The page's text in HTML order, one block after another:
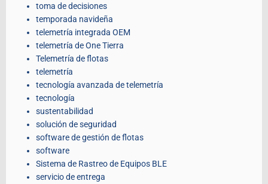
toma de decisiones
temporada navideña
telemetría integrada OEM
telemetría de One Tierra
Telemetría de flotas
telemetría
tecnología avanzada de telemetría
tecnología
sustentabilidad
solución de seguridad
software de gestión de flotas
software
Sistema de Rastreo de Equipos BLE
servicio de entrega